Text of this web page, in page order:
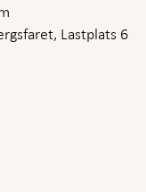
Lastplats 6